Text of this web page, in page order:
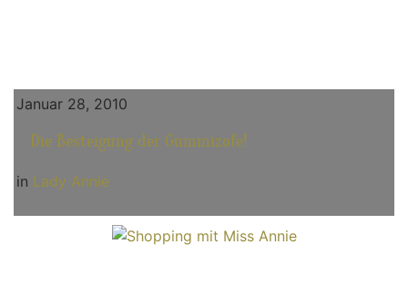
Januar 28, 2010
Die Besteigung der Gummizofe!
in Lady Annie